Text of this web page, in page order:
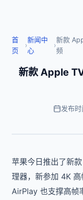
首
页
›
新闻中
心
›
新款
频
新款 Apple
发布
苹果今日推出了新
理器，新参加 4K 高
AirPlay 也支撑高帧